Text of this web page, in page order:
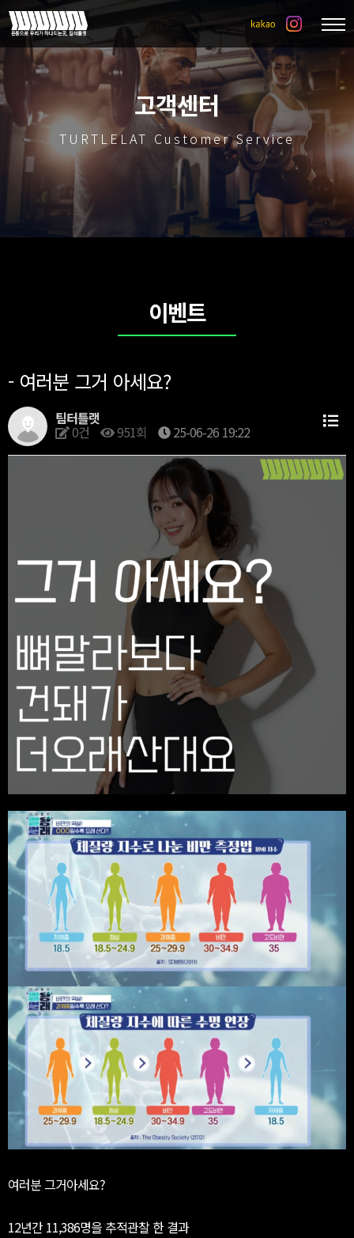
고객센터
TURTLELAT Customer Service
이벤트
- 여러분 그거 아세요?
팀터틀랫
0건 951회 25-06-26 19:22
여러분 그거아세요?
12년간 11,386명을 추적관찰 한 결과